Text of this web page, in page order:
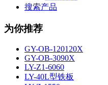
搜索产品
为你推荐
GY-OB-120120X
GY-OB-3090X
LY-Z1-6060
LY-40L型铁板